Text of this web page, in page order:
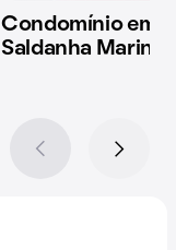
Condomínio em
Saldanha